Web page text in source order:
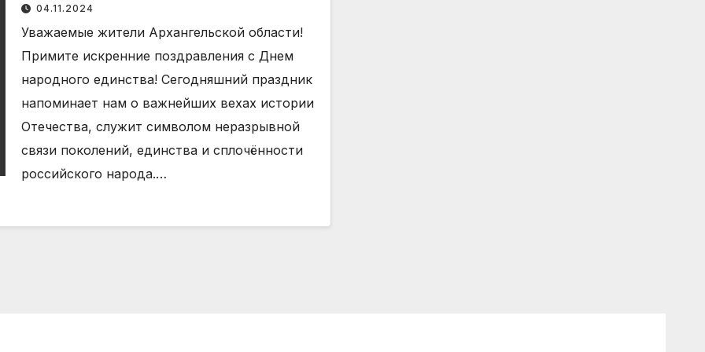
04.11.2024
Уважаемые жители Архангельской области!
Примите искренние поздравления с Днем
народного единства! Сегодняшний праздник
напоминает нам о важнейших вехах истории
Отечества, служит символом неразрывной
связи поколений, единства и сплочённости
российского народа.…